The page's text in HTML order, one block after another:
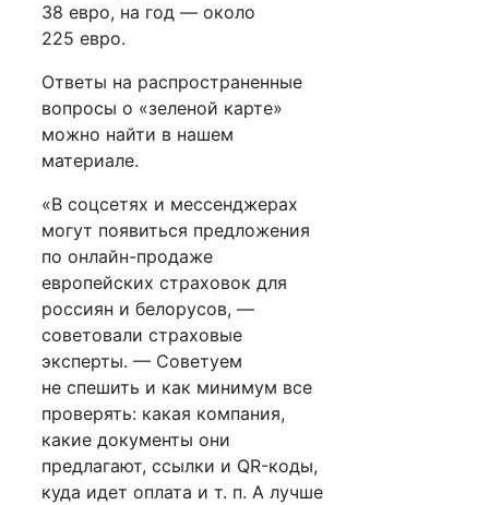
38 евро, на год — около
225 евро.
Ответы на распространенные
вопросы о «зеленой карте»
можно найти в нашем
материале.
«В соцсетях и мессенджерах
могут появиться предложения
по онлайн-продаже
европейских страховок для
россиян и белорусов, —
советовали страховые
эксперты. — Советуем
не спешить и как минимум все
проверять: какая компания,
какие документы они
предлагают, ссылки и QR-коды,
куда идет оплата и т. п. А лучше